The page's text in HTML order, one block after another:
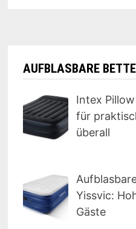
AUFBLASBARE
Intex
für
überall
Yissvic:
Gäste